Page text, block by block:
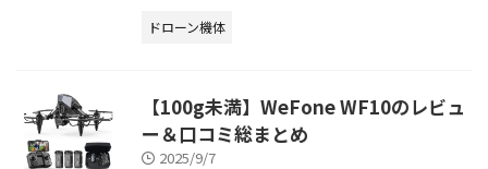
ドローン機体
【100g未満】WeFone WF10のレビュ
ー＆口コミ総まとめ
2025/9/7